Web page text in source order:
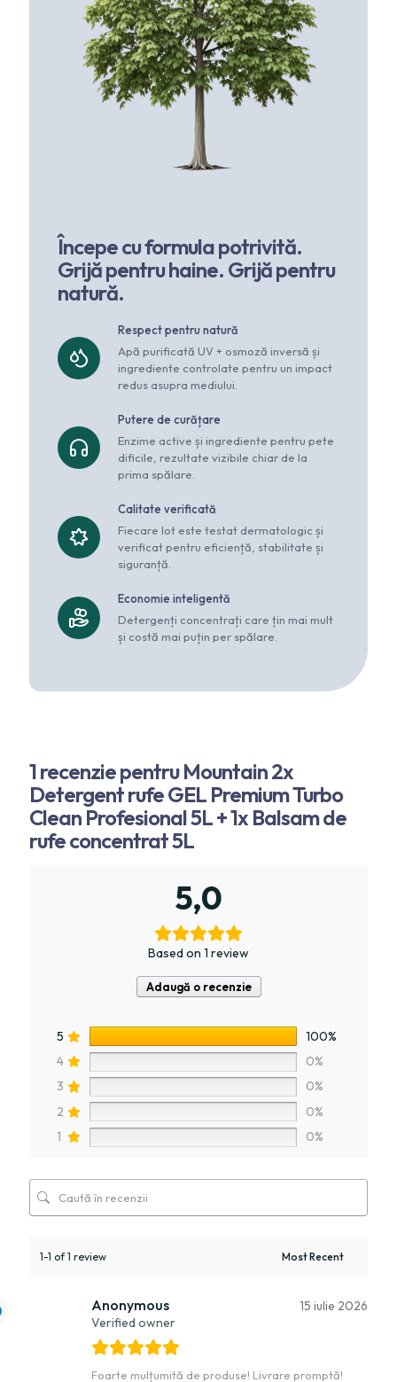
Începe cu formula potrivită.
Grijă pentru haine. Grijă pentru
natură.
Respect pentru natură
Apă purificată UV + osmoză inversă și
ingrediente controlate pentru un impact
redus asupra mediului.
Putere de curățare
Enzime active și ingrediente pentru pete
dificile, rezultate vizibile chiar de la
prima spălare.
Calitate verificată
Fiecare lot este testat dermatologic și
verificat pentru eficiență, stabilitate și
siguranță.
Economie inteligentă
Detergenți concentrați care țin mai mult
și costă mai puțin per spălare.
1 recenzie pentruMountain 2x
Detergent rufe GEL Premium Turbo
Clean Profesional 5L + 1x Balsam de
rufe concentrat 5L
5,0
Based on 1 review
Adaugă o recenzie
5
100%
4
0%
3
0%
2
0%
1
0%
1-1 of 1 review
Anonymous
Verified owner
15 iulie 2026
Foarte mulțumită de produse! Livrare promptă!